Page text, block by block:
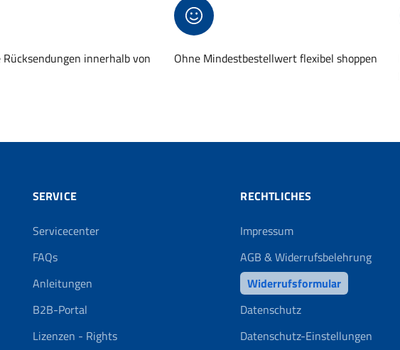
Rücksendungen innerhalb von
Ohne Mindestbestellwert flexibel shoppen
SERVICE
Servicecenter
FAQs
Anleitungen
B2B-Portal
Lizenzen - Rights
RECHTLICHES
Impressum
AGB & Widerrufsbelehrung
Widerrufsformular
Datenschutz
Datenschutz-Einstellungen